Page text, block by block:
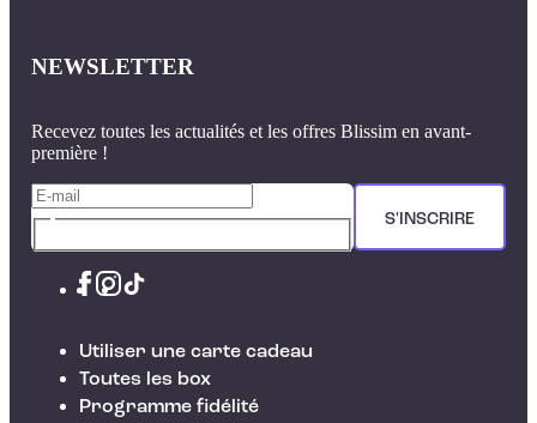
NEWSLETTER
Recevez toutes les actualités et les offres Blissim en avant-
première !
S'INSCRIRE
Utiliser une carte cadeau
Toutes les box
Programme fidélité